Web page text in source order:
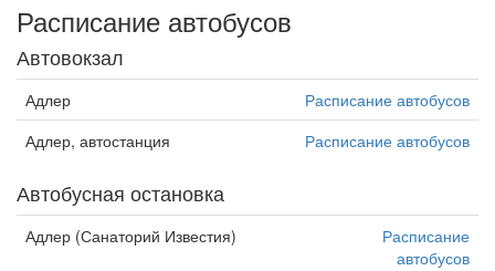
Расписание автобусов
Автовокзал
Адлер
Расписание автобусов
Адлер, автостанция
Расписание автобусов
Автобусная остановка
Адлер (Санаторий Известия)
Расписание
автобусов